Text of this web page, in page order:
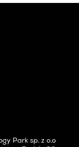
Park sp. z o.o